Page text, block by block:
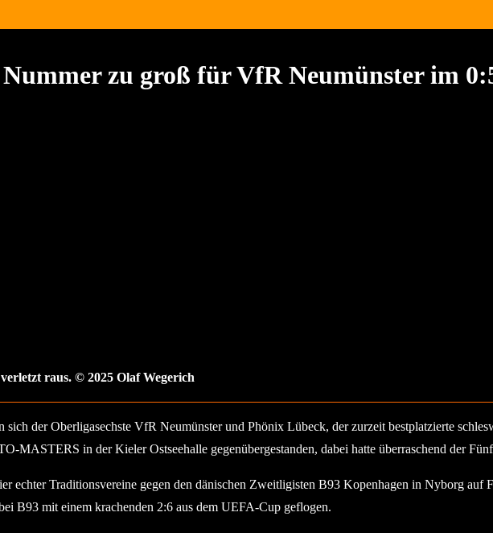
zu groß für VfR Neumünster im
raus. © 2025 Olaf Wegerich
der Oberligasechste VfR Neumünster und Phönix Lübeck, der zurzeit bestplatzierte
MASTERS in der Kieler Ostseehalle gegenübergestanden, dabei hatte überraschend der
echter Traditionsvereine gegen den dänischen Zweitligisten B93 Kopenhagen in Nyborg auf
B93 mit einem krachenden 2:6 aus dem UEFA-Cup geflogen.